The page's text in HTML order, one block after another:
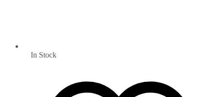
In Stock